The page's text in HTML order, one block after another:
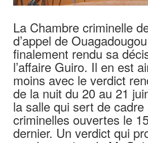
La Chambre criminelle
d’appel de
finalement rendu sa
l’affaire Guiro. Il en est
moins avec le verdict
de la nuit du 20 au 21
la salle qui sert de
criminelles ouvertes le
dernier. Un verdict qui